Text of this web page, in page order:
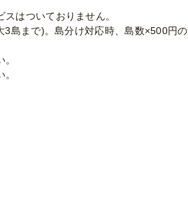
はついておりません。
島まで)。島分け対応時、島数×500円の